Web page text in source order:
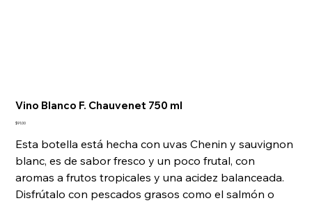
Vino Blanco F. Chauvenet 750 ml
Precio
$91.00
Esta botella está hecha con uvas Chenin y sauvignon
blanc, es de sabor fresco y un poco frutal, con
aromas a frutos tropicales y una acidez balanceada.
Disfrútalo con pescados grasos como el salmón o